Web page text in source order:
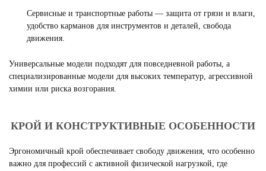
Сервисные и транспортные работы — защита от грязи и влаги,
удобство карманов для инструментов и деталей, свобода
движения.
Универсальные модели подходят для повседневной работы, а
специализированные модели для высоких температур, агрессивной
химии или риска возгорания.
КРОЙ И КОНСТРУКТИВНЫЕ ОСОБЕННОСТИ
Эргономичный крой обеспечивает свободу движения, что особенно
важно для профессий с активной физической нагрузкой, где